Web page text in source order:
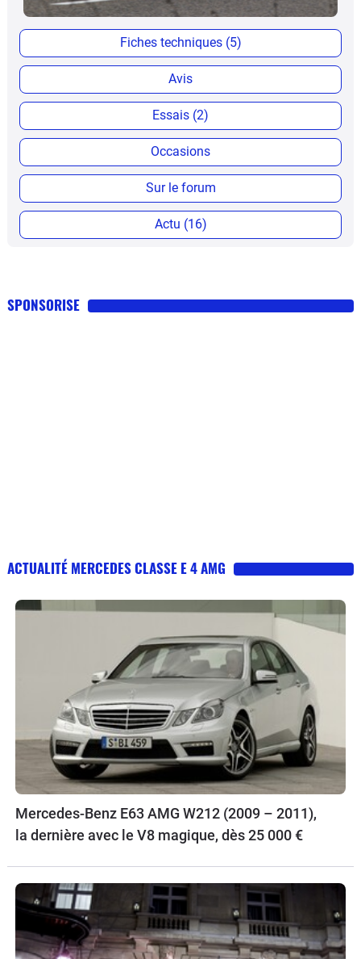
Fiches techniques (5)
Avis
Essais (2)
Occasions
Sur le forum
Actu (16)
SPONSORISE
ACTUALITÉ MERCEDES CLASSE E 4 AMG
Mercedes-Benz E63 AMG W212 (2009 – 2011),
la dernière avec le V8 magique, dès 25 000 €